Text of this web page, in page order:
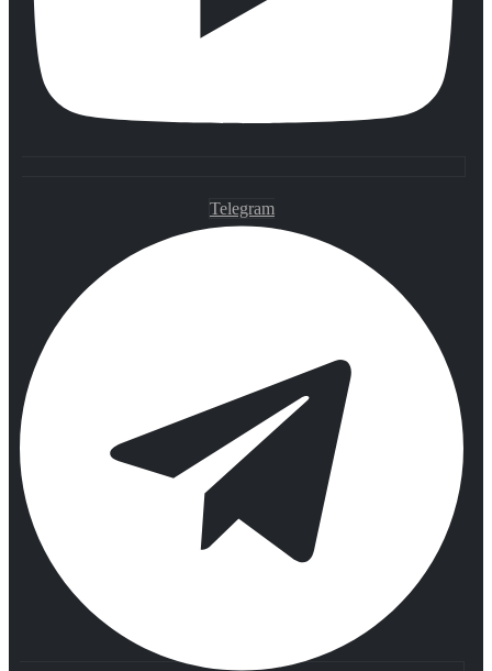
Telegram